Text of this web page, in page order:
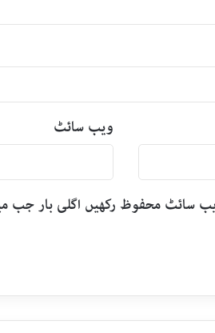
ویب‌ سائٹ
ویب سائٹ محفوظ رکھیں اگلی بار جب